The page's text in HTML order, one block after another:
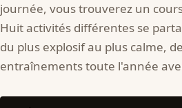
journée, vous trouverez un
Huit activités différentes se
du plus explosif au plus calme,
entraînements toute l'année